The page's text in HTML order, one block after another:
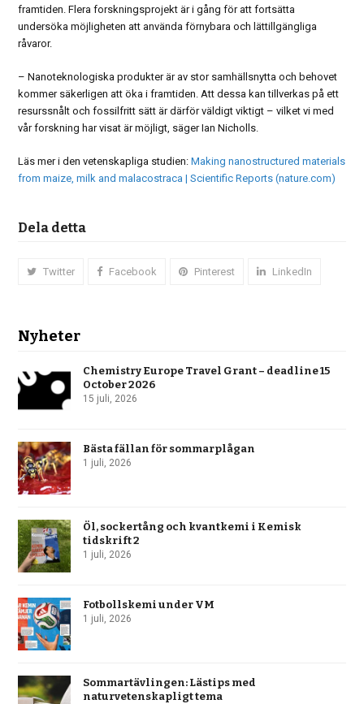
framtiden. Flera forskningsprojekt är i gång för att fortsätta
undersöka möjligheten att använda förnybara och lättillgängliga
råvaror.
– Nanoteknologiska produkter är av stor samhällsnytta och behovet
kommer säkerligen att öka i framtiden. Att dessa kan tillverkas på ett
resurssnålt och fossilfritt sätt är därför väldigt viktigt – vilket vi med
vår forskning har visat är möjligt, säger Ian Nicholls.
Läs mer i den vetenskapliga studien:Making nanostructured materials
from maize, milk and malacostraca | Scientific Reports (nature.com)
Dela detta
Twitter Facebook Pinterest LinkedIn
Nyheter
Chemistry Europe Travel Grant – deadline 15
October 2026
15 juli, 2026
Bästa fällan för sommarplågan
1 juli, 2026
Öl, sockertång och kvantkemi i Kemisk
tidskrift 2
1 juli, 2026
Fotbollskemi under VM
1 juli, 2026
Sommartävlingen: Lästips med
naturvetenskapligt tema